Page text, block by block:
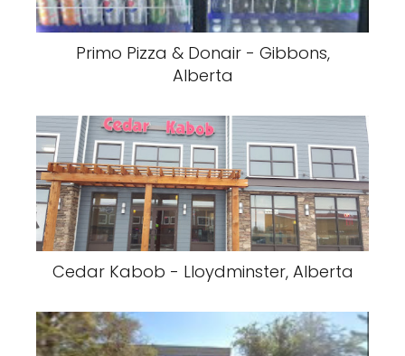
Primo Pizza & Donair - Gibbons,
Alberta
Cedar Kabob - Lloydminster, Alberta